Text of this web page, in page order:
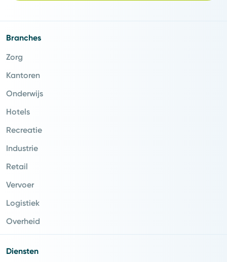
Branches
Zorg
Kantoren
Onderwijs
Hotels
Recreatie
Industrie
Retail
Vervoer
Logistiek
Overheid
Diensten